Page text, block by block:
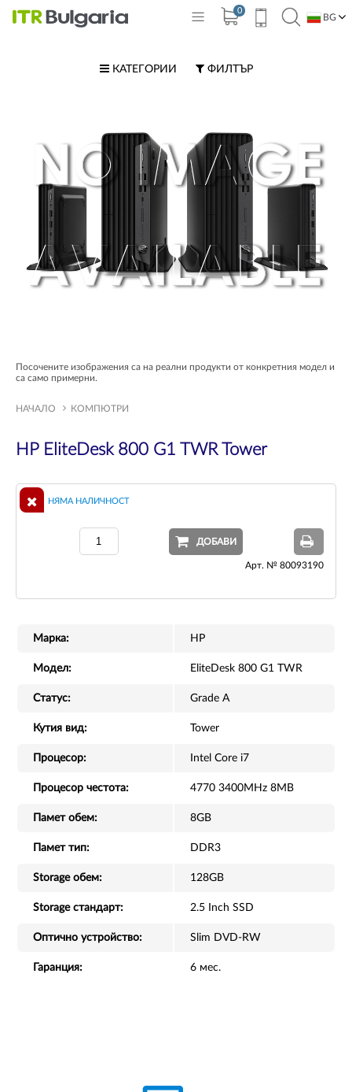
0
BG
КАТЕГОРИИ ФИЛТЪР
Посочените изображения са на реални продукти от конкретния модел и
са само примерни.
НАЧАЛО КОМПЮТРИ
HP EliteDesk 800 G1 TWR Tower
НЯМА НАЛИЧНОСТ
ДОБАВИ
Арт. № 80093190
Марка: HP
Модел: EliteDesk 800 G1 TWR
Статус: Grade A
Кутия вид: Tower
Процесор: Intel Core i7
Процесор честота: 4770 3400MHz 8MB
Памет обем: 8GB
Памет тип: DDR3
Storage обем: 128GB
Storage стандарт: 2.5 Inch SSD
Оптично устройство: Slim DVD-RW
Гаранция: 6 мес.